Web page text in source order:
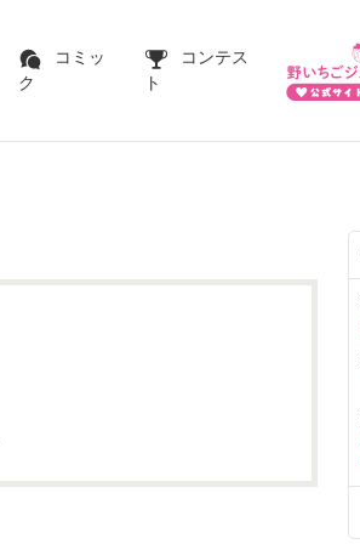
コミッ
ク
コンテス
ト